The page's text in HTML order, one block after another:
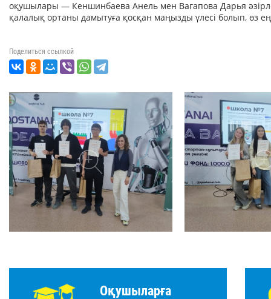
оқушылары — Кеншинбаева Анель мен Вагапова Дарья
қалалық ортаны дамытуға қосқан маңызды үлесі болып, өз
Поделиться ссылкой
Оқушыларға